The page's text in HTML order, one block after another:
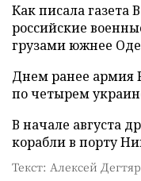
Как писала газета
российские
грузами южнее
Днем ранее армия
по четырем
В начале августа
корабли в порту
Текст: Алексей